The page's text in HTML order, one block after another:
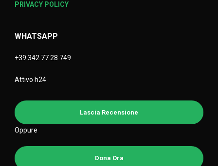
PRIVACY POLICY
WHATSAPP
+39 342 77 28 749
Attivo h24
Lascia Recensione
Oppure
Dona Ora